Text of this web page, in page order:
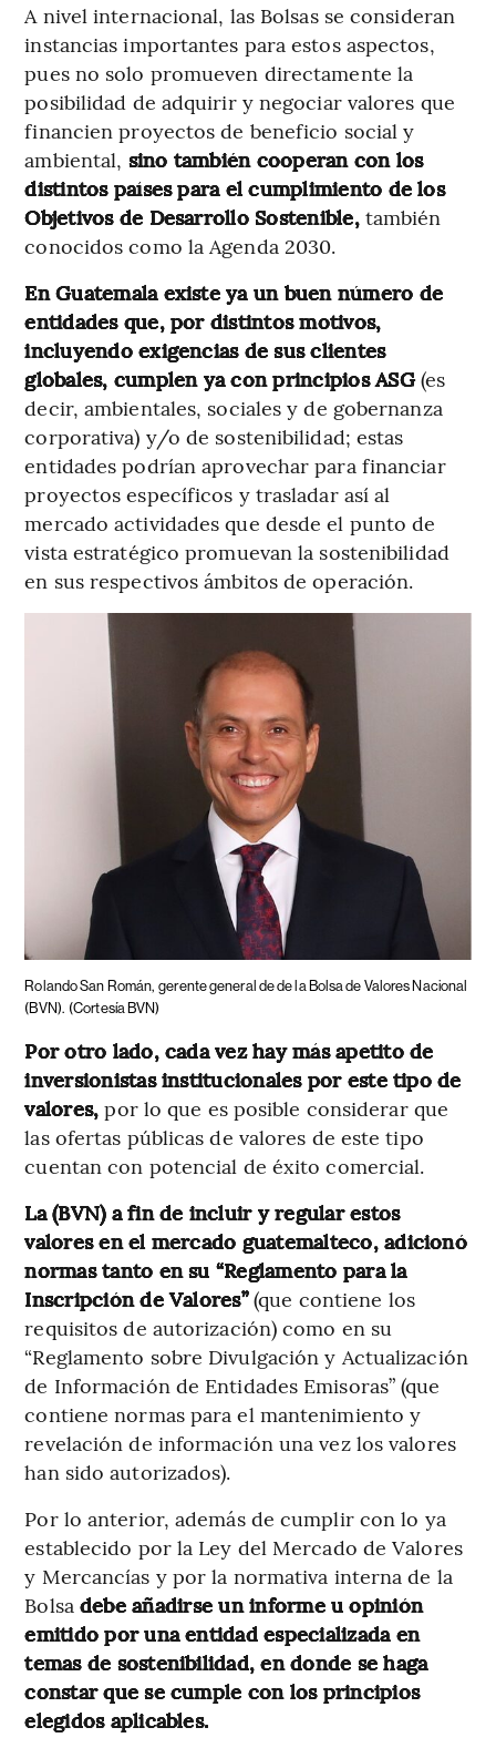
A nivel internacional, las Bolsas se consideran
instancias importantes para estos aspectos,
pues no solo promueven directamente la
posibilidad de adquirir y negociar valores que
financien proyectos de beneficio social y
ambiental, sino también cooperan con los
distintos países para el cumplimiento de los
Objetivos de Desarrollo Sostenible,también
conocidos como la Agenda 2030.
En Guatemala existe ya un buen número de
entidades que, por distintos motivos,
incluyendo exigencias de sus clientes
globales, cumplen ya con principios ASG(es
decir, ambientales, sociales y de gobernanza
corporativa) y/o de sostenibilidad; estas
entidades podrían aprovechar para financiar
proyectos específicos y trasladar así al
mercado actividades que desde el punto de
vista estratégico promuevan la sostenibilidad
en sus respectivos ámbitos de operación.
Rolando San Román, gerente general de de la Bolsa de Valores Nacional
(BVN). (Cortesía BVN)
Por otro lado, cada vez hay más apetito de
inversionistas institucionales por este tipo de
valores, por lo que es posible considerar que
las ofertas públicas de valores de este tipo
cuentan con potencial de éxito comercial.
La (BVN) a fin de incluir y regular estos
valores en el mercado guatemalteco, adicionó
normas tanto en su “Reglamento para la
Inscripción de Valores”(que contiene los
requisitos de autorización) como en su
“Reglamento sobre Divulgación y Actualización
de Información de Entidades Emisoras” (que
contiene normas para el mantenimiento y
revelación de información una vez los valores
han sido autorizados).
Por lo anterior, además de cumplir con lo ya
establecido por la Ley del Mercado de Valores
y Mercancías y por la normativa interna de la
Bolsa debe añadirse un informe u opinión
emitido por una entidad especializada en
temas de sostenibilidad, en donde se haga
constar que se cumple con los principios
elegidos aplicables.